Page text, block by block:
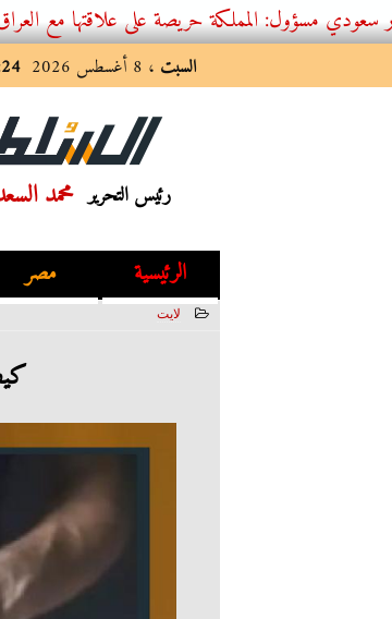
المملكة حريصة على علاقتها مع العراق حكومة...
السبت ، 8 أغسطس 2026
رئيس التحرير محمد
الرئيسية مصر
لايت